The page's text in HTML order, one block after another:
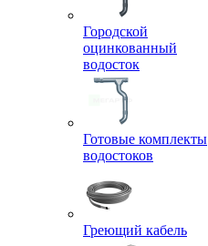
Городской
оцинкованный
водосток
Готовые комплекты
водостоков
Греющий кабель